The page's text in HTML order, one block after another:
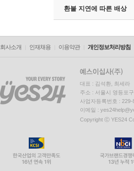
환불 지연에 따른 배상
회사소개 인재채용 이용약관 개인정보처리방침
대표 : 김석환, 최세라
주소 : 서울시 영등포
사업자등록번호 :
이메일 :
Copyright ⓒ YES24